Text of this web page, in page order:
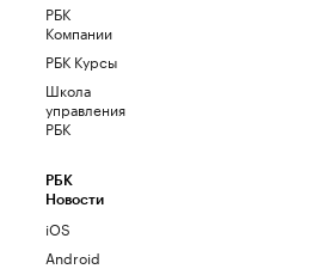
РБК
Компании
РБК Курсы
Школа
управления
РБК
РБК
Новости
iOS
Android